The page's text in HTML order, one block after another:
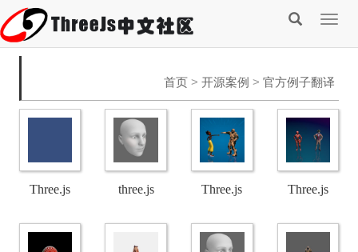
首页 >开源案例 >官方例子翻译
Three.js
WebGPU -
three.js
WebGPU
Three.js
WebGPU -
Three.js
WebGPU -